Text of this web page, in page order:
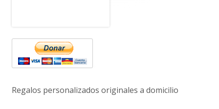
Regalos personalizados originales a domicilio